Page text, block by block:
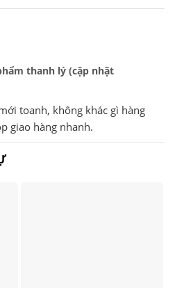
thanh lý (cập nhật
toanh, không khác gì hàng
giao hàng nhanh.